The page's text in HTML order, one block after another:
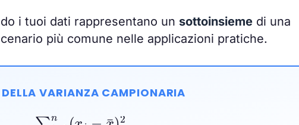
i tuoi dati rappresentano un sottoinsieme di una
più comune nelle applicazioni pratiche.
VARIANZA CAMPIONARIA
=1n( i− 2n−